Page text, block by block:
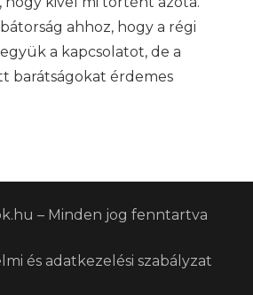
ahhoz, hogy a régi
a kapcsolatot, de a
barátságokat érdemes
– Minden jog fenntartva
és adatkezelési szabályzat